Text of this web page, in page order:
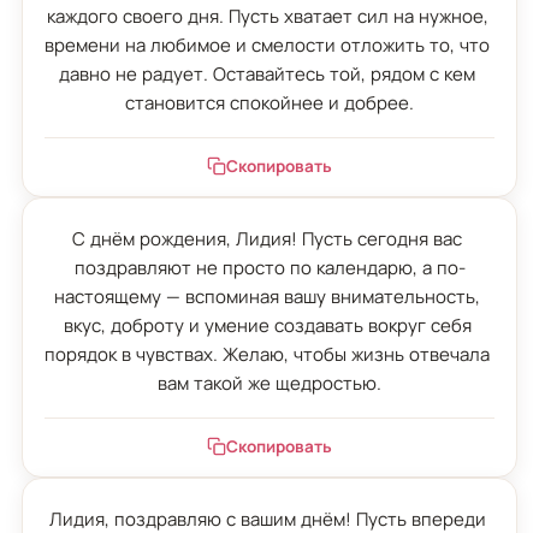
каждого своего дня. Пусть хватает сил на нужное,
времени на любимое и смелости отложить то, что
давно не радует. Оставайтесь той, рядом с кем
становится спокойнее и добрее.
Скопировать
С днём рождения, Лидия! Пусть сегодня вас
поздравляют не просто по календарю, а по-
настоящему — вспоминая вашу внимательность,
вкус, доброту и умение создавать вокруг себя
порядок в чувствах. Желаю, чтобы жизнь отвечала
вам такой же щедростью.
Скопировать
Лидия, поздравляю с вашим днём! Пусть впереди